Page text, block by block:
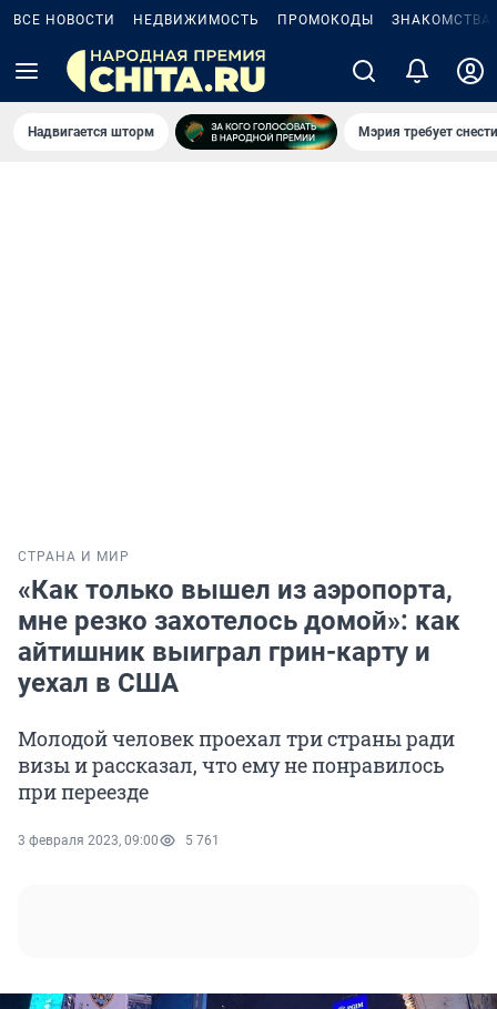
ВСЕ НОВОСТИ НЕДВИЖИМОСТЬ ПРОМОКОДЫ ЗНАКОМСТВА
Надвигается шторм Мэрия требует
СТРАНА И МИР
«Как только вышел из аэропорта,
мне резко захотелось домой»: как
айтишник выиграл грин-карту и
уехал в США
Молодой человек проехал три страны ради
визы и рассказал, что ему не понравилось
при переезде
3 февраля 2023, 09:00 5 761